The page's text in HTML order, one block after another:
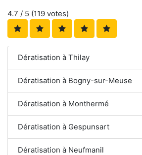
4.7 / 5 (119 votes)
Dératisation à Thilay
Dératisation à Bogny-sur-Meuse
Dératisation à Monthermé
Dératisation à Gespunsart
Dératisation à Neufmanil